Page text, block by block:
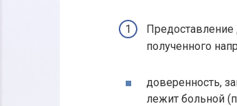
полученного
доверенность,
лежит больной